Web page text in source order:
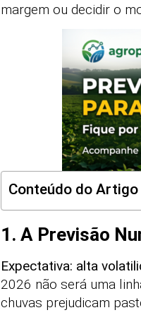
margem ou decidir o
Conteúdo do Artigo
1. A Previsão
Expectativa: alta
2026 não será uma
chuvas prejudicam